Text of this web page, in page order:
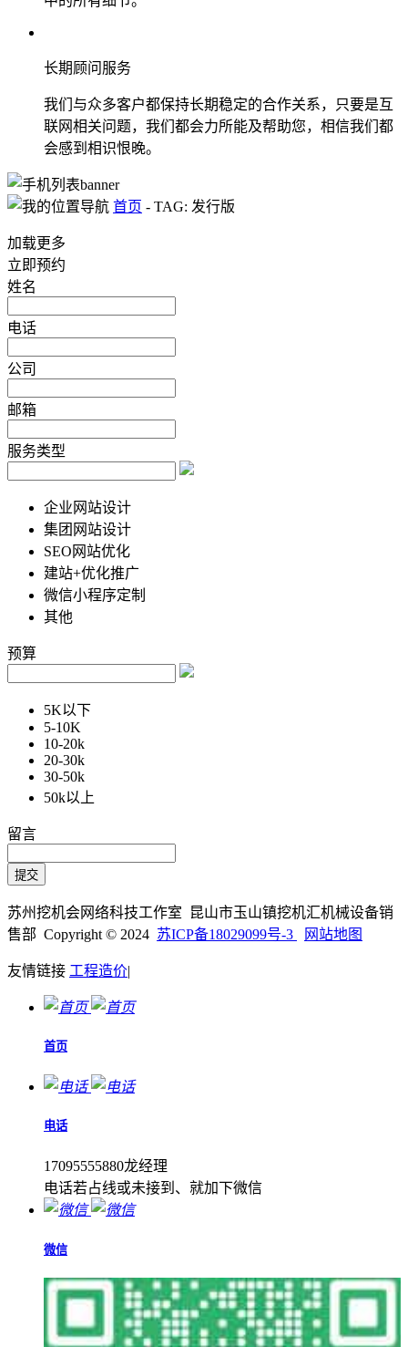
长期顾问服务
我们与众多客户都保持长期稳定的合作关系，只要是互
联网相关问题，我们都会力所能及帮助您，相信我们都
会感到相识恨晚。
首页 - TAG: 发行版
加载更多
立即预约
姓名
电话
公司
邮箱
服务类型
企业网站设计
集团网站设计
SEO网站优化
建站+优化推广
微信小程序定制
其他
预算
5K以下
5-10K
10-20k
20-30k
30-50k
50k以上
留言
苏州挖机会网络科技工作室 昆山市玉山镇挖机汇机械设备销
售部 Copyright © 2024 苏ICP备18029099号-3 网站地图
友情链接 工程造价|
首页
电话
17095555880龙经理
电话若占线或未接到、就加下微信
微信